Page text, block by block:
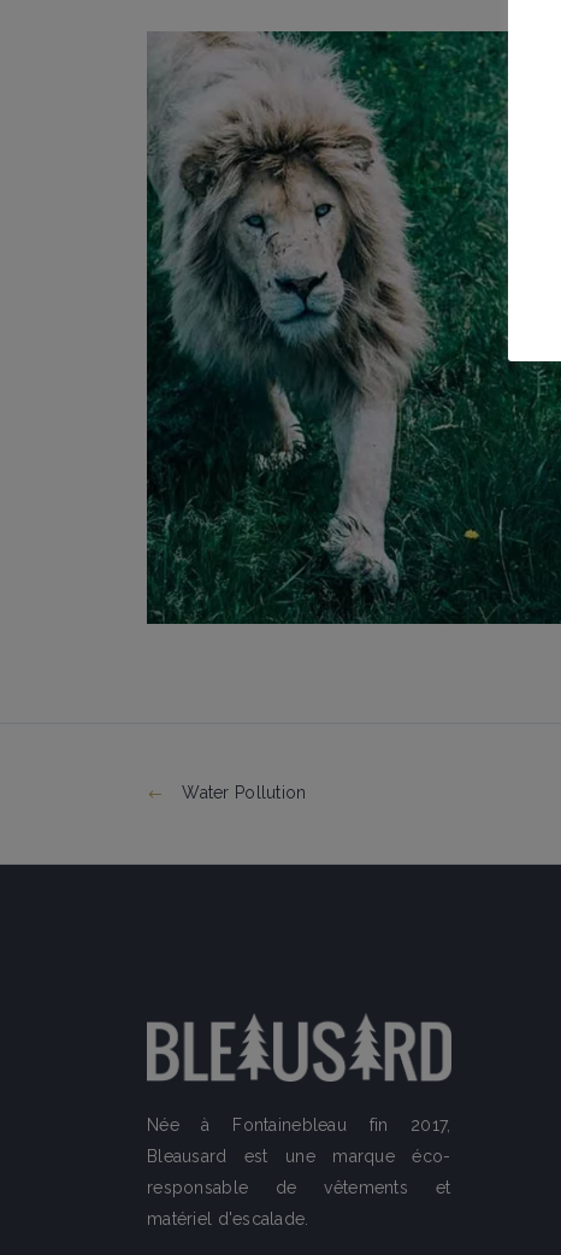
Water Pollution
Née à Fontainebleau fin 2017,
Bleausard est une marque éco-
responsable de vêtements et
matériel d'escalade.